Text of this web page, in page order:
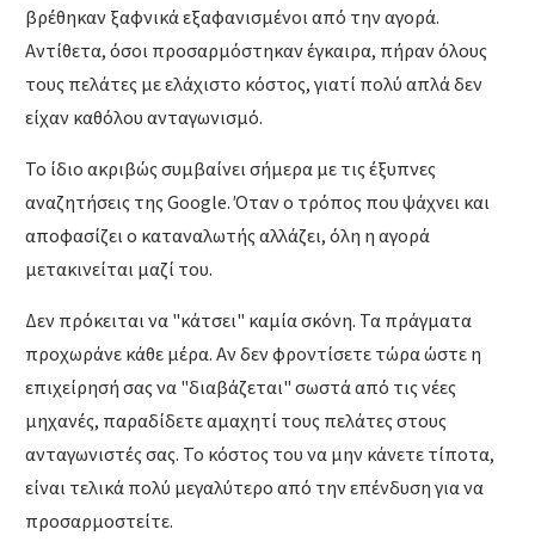
βρέθηκαν ξαφνικά εξαφανισμένοι από την αγορά.
Αντίθετα, όσοι προσαρμόστηκαν έγκαιρα, πήραν όλους
τους πελάτες με ελάχιστο κόστος, γιατί πολύ απλά δεν
είχαν καθόλου ανταγωνισμό.
Το ίδιο ακριβώς συμβαίνει σήμερα με τις έξυπνες
αναζητήσεις της Google. Όταν ο τρόπος που ψάχνει και
αποφασίζει ο καταναλωτής αλλάζει, όλη η αγορά
μετακινείται μαζί του.
Δεν πρόκειται να "κάτσει" καμία σκόνη. Τα πράγματα
προχωράνε κάθε μέρα. Αν δεν φροντίσετε τώρα ώστε η
επιχείρησή σας να "διαβάζεται" σωστά από τις νέες
μηχανές, παραδίδετε αμαχητί τους πελάτες στους
ανταγωνιστές σας. Το κόστος του να μην κάνετε τίποτα,
είναι τελικά πολύ μεγαλύτερο από την επένδυση για να
προσαρμοστείτε.